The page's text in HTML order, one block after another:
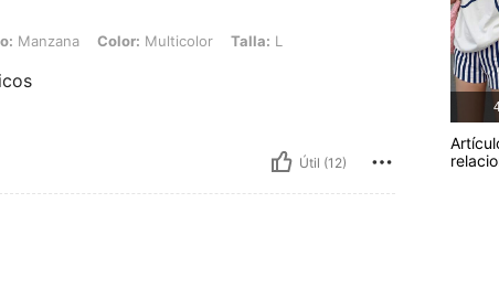
Color: Multicolor, Talla: L
Manzana Color: Multicolor Talla: L
Útil (12)